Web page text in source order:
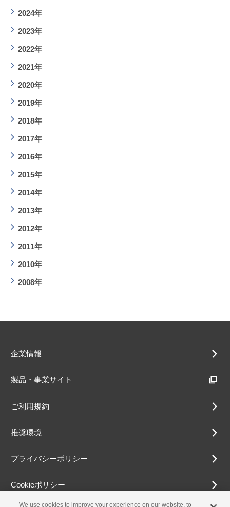
2024年
2023年
2022年
2021年
2020年
2019年
2018年
2017年
2016年
2015年
2014年
2013年
2012年
2011年
2010年
2008年
企業情報
製品・事業サイト
ご利用規約
推奨環境
プライバシーポリシー
Cookieポリシー
We use cookies to improve your experience on our website, to